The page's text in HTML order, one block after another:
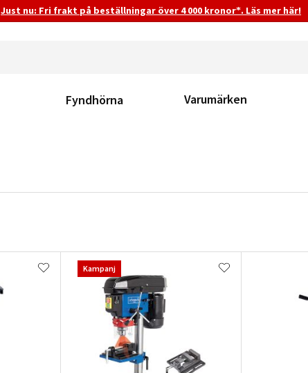
Just nu: Fri frakt på beställningar över 4 000 kronor*. Läs mer här!
Fyndhörna Varumärken
Kampanj